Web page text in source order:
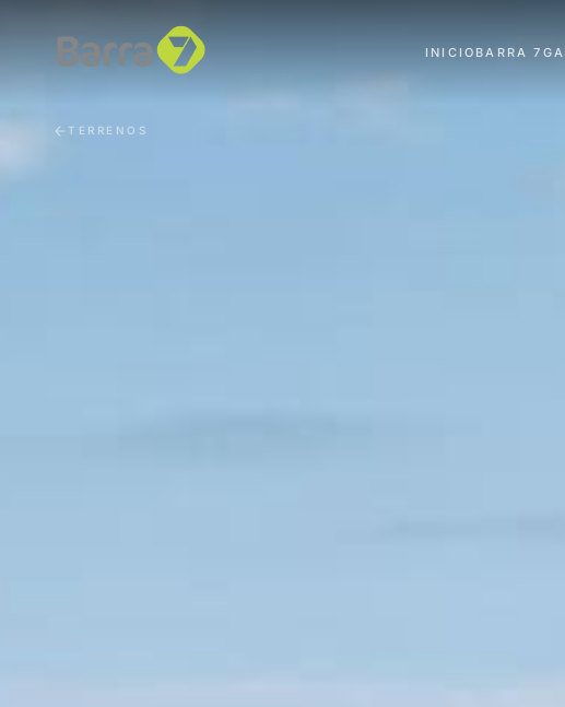
INICIO BARRA 7
TERRENOS